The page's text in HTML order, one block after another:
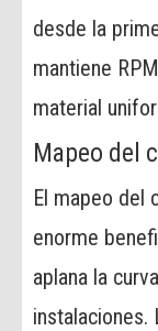
desde la
mantiene
material
Mapeo del
El mapeo del
enorme
aplana la
instalaciones.